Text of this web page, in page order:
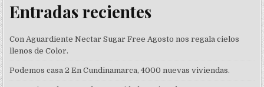
Entradas recientes
Con Aguardiente Nectar Sugar Free Agosto nos regala cielos
llenos de Color.
Podemos casa 2 En Cundinamarca, 4000 nuevas viviendas.